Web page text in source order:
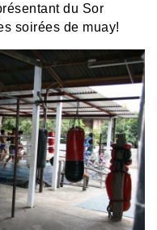
du Sor
soirées de muay!